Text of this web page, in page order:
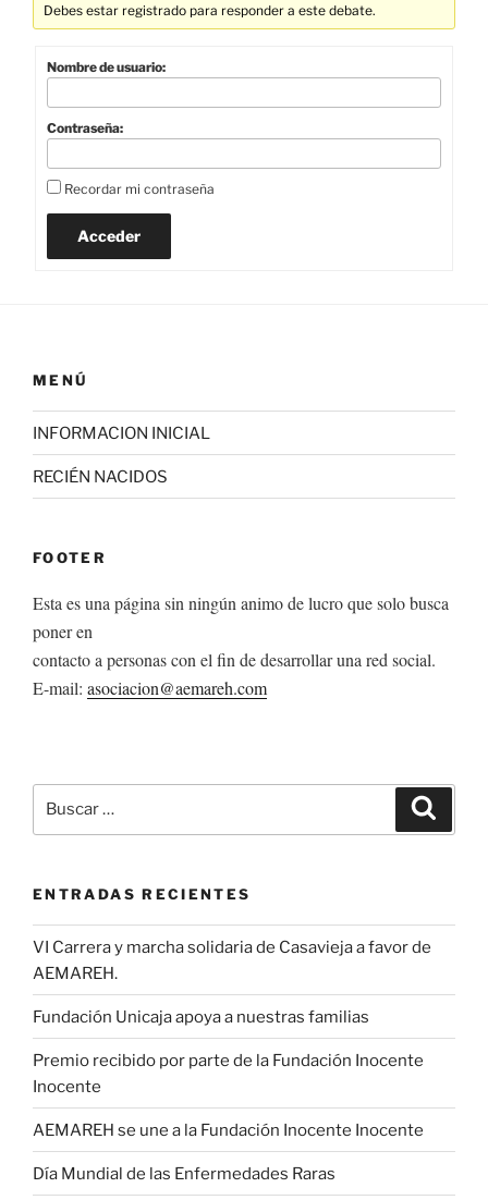
Debes estar registrado para responder a este debate.
Nombre de usuario:
Contraseña:
Recordar mi contraseña
Acceder
MENÚ
INFORMACION INICIAL
RECIÉN NACIDOS
FOOTER
Esta es una página sin ningún animo de lucro que solo busca
poner en
contacto a personas con el fin de desarrollar una red social.
E-mail: asociacion@aemareh.com
por:
ENTRADAS RECIENTES
VI Carrera y marcha solidaria de Casavieja a favor de
AEMAREH.
Fundación Unicaja apoya a nuestras familias
Premio recibido por parte de la Fundación Inocente
Inocente
AEMAREH se une a la Fundación Inocente Inocente
Día Mundial de las Enfermedades Raras